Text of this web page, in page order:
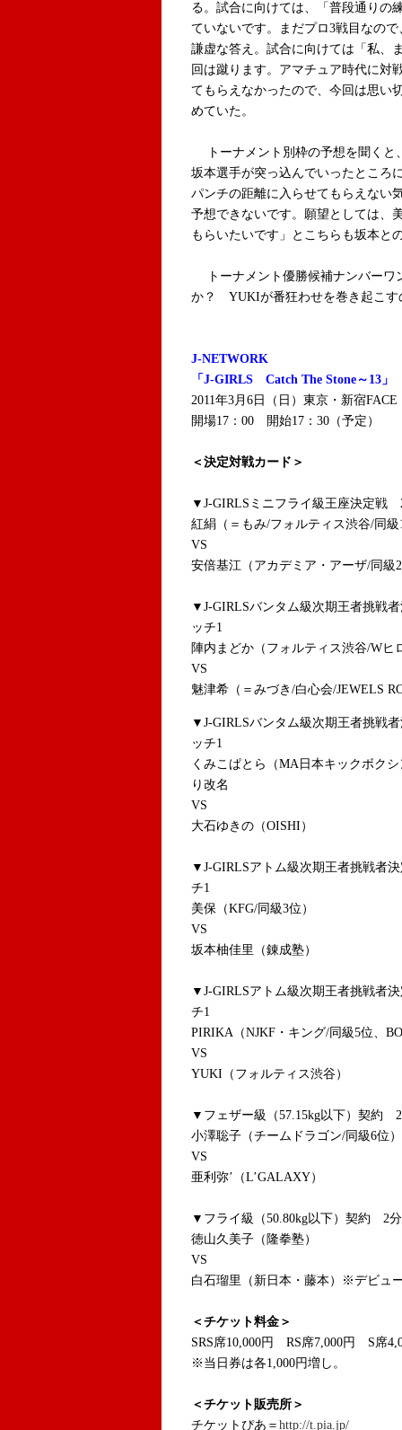
る。試合に向けては、「普段通りの
ていないです。まだプロ3戦目なの
謙虚な答え。試合に向けては「私、
回は蹴ります。アマチュア時代に対
てもらえなかったので、今回は思い
めていた。
トーナメント別枠の予想を聞くと
坂本選手が突っ込んでいったところ
パンチの距離に入らせてもらえない
予想できないです。願望としては、
もらいたいです」とこちらも坂本と
トーナメント優勝候補ナンバーワ
か？ YUKIが番狂わせを巻き起こす
J-NETWORK
「J-GIRLS Catch The Stone～13」
2011年3月6日（日）東京・新宿FACE
開場17：00 開始17：30（予定）
＜決定対戦カード＞
▼J-GIRLSミニフライ級王座決定戦
紅絹（＝もみ/フォルティス渋谷/同級
VS
安倍基江（アカデミア・アーザ/同級
▼J-GIRLSバンタム級次期王者挑戦
ッチ1
陣内まどか（フォルティス渋谷/Wヒ
VS
魅津希（＝みづき/白心会/JEWELS
▼J-GIRLSバンタム級次期王者挑戦
ッチ1
くみこぱとら（MA日本キックボク
り改名
VS
大石ゆきの（OISHI）
▼J-GIRLSアトム級次期王者挑戦者
チ1
美保（KFG/同級3位）
VS
坂本柚佳里（錬成塾）
▼J-GIRLSアトム級次期王者挑戦者
チ1
PIRIKA（NJKF・キング/同級5位、
VS
YUKI（フォルティス渋谷）
▼フェザー級（57.15kg以下）契約
小澤聡子（チームドラゴン/同級6位）
VS
亜利弥’（L’GALAXY）
▼フライ級（50.80kg以下）契約 2
徳山久美子（隆拳塾）
VS
白石瑠里（新日本・藤本）※デビュ
＜チケット料金＞
SRS席10,000円 RS席7,000円 S席
※当日券は各1,000円増し。
＜チケット販売所＞
チケットぴあ＝ http://t.pia.jp/